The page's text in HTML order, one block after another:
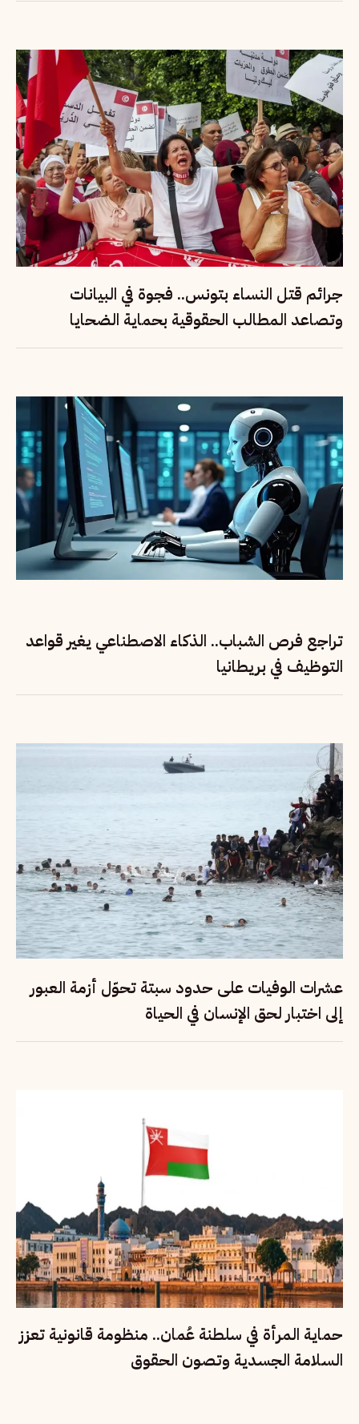
جرائم قتل النساء بتونس.. فجوة في البيانات
وتصاعد المطالب الحقوقية بحماية الضحايا
تراجع فرص الشباب.. الذكاء الاصطناعي يغير قواعد
التوظيف في بريطانيا
عشرات الوفيات على حدود سبتة تحوّل أزمة العبور
إلى اختبار لحق الإنسان في الحياة
حماية المرأة في سلطنة عُمان.. منظومة قانونية تعزز
السلامة الجسدية وتصون الحقوق